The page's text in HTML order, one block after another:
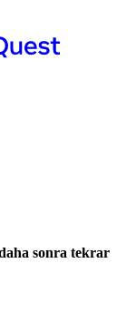
sonra tekrar